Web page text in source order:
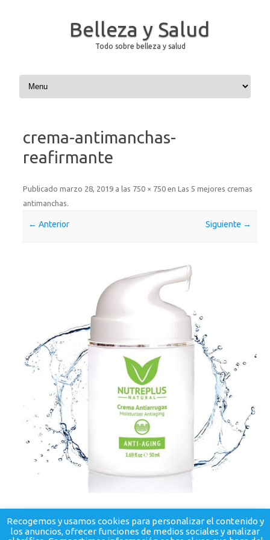
Belleza y Salud
Todo sobre belleza y salud
Saltar al contenido
crema-antimanchas-
reafirmante
Publicado marzo 28, 2019 a las 750 × 750 en Las 5 mejores cremas
antimanchas.
← Anterior Siguiente →
Recogemos y usamos cookies para personalizar el contenido y
los anuncios, ofrecer funciones de medios sociales y analizar